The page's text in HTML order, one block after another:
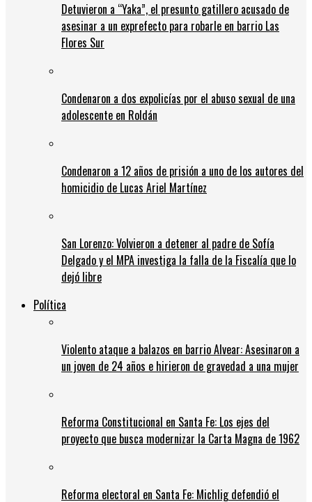
Detuvieron a “Yaka”, el presunto gatillero acusado de
asesinar a un exprefecto para robarle en barrio Las
Flores Sur
Condenaron a dos expolicías por el abuso sexual de una
adolescente en Roldán
Condenaron a 12 años de prisión a uno de los autores del
homicidio de Lucas Ariel Martínez
San Lorenzo: Volvieron a detener al padre de Sofía
Delgado y el MPA investiga la falla de la Fiscalía que lo
dejó libre
Política
Violento ataque a balazos en barrio Alvear: Asesinaron a
un joven de 24 años e hirieron de gravedad a una mujer
Reforma Constitucional en Santa Fe: Los ejes del
proyecto que busca modernizar la Carta Magna de 1962
Reforma electoral en Santa Fe: Michlig defendió el